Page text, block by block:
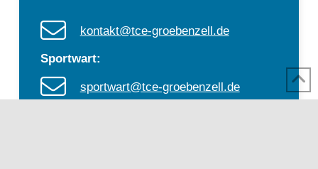
kontakt@tce-groebenzell.de
Sportwart:
sportwart@tce-groebenzell.de